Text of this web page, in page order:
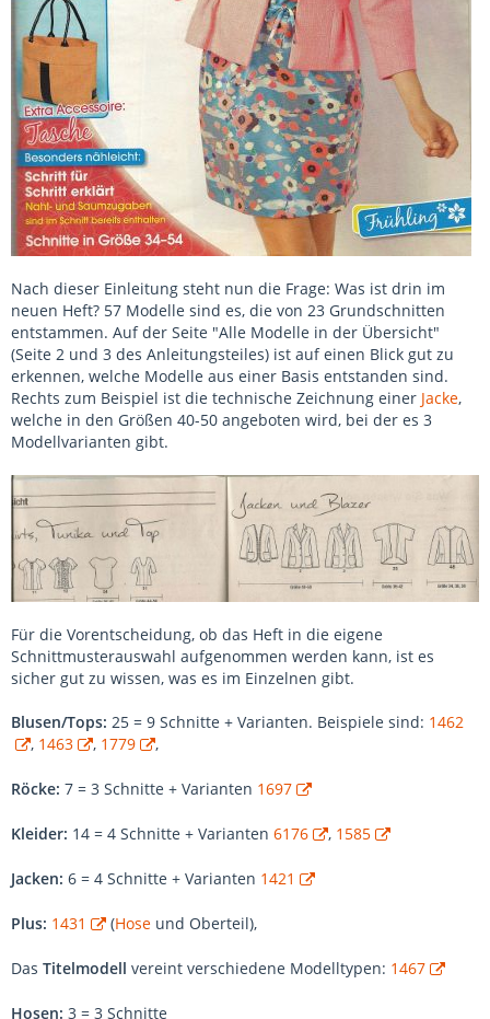
Nach dieser Einleitung steht nun die Frage: Was ist drin im
neuen Heft? 57 Modelle sind es, die von 23 Grundschnitten
entstammen. Auf der Seite "Alle Modelle in der Übersicht"
(Seite 2 und 3 des Anleitungsteiles) ist auf einen Blick gut zu
erkennen, welche Modelle aus einer Basis entstanden sind.
Rechts zum Beispiel ist die technische Zeichnung einer Jacke,
welche in den Größen 40-50 angeboten wird, bei der es 3
Modellvarianten gibt.
Für die Vorentscheidung, ob das Heft in die eigene
Schnittmusterauswahl aufgenommen werden kann, ist es
sicher gut zu wissen, was es im Einzelnen gibt.
Blusen/Tops: 25 = 9 Schnitte + Varianten. Beispiele sind: 1462
, 1463 , 1779 ,
Röcke: 7 = 3 Schnitte + Varianten 1697
Kleider: 14 = 4 Schnitte + Varianten 6176 , 1585
Jacken: 6 = 4 Schnitte + Varianten 1421
Plus: 1431 (Hose und Oberteil),
Das Titelmodell vereint verschiedene Modelltypen: 1467
Hosen: 3 = 3 Schnitte